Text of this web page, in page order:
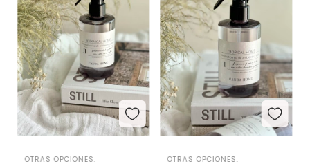
OTRAS OPCIONES: OTRAS OPCIONES: